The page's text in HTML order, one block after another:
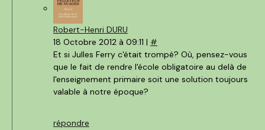
Robert-Henri DURU
18 Octobre 2012 à 09:11 | #
Et si Julles Ferry c'était trompé? Où, pensez-vous
que le fait de rendre l'école obligatoire au delà de
l'enseignement primaire soit une solution toujours
valable à notre époque?
répondre